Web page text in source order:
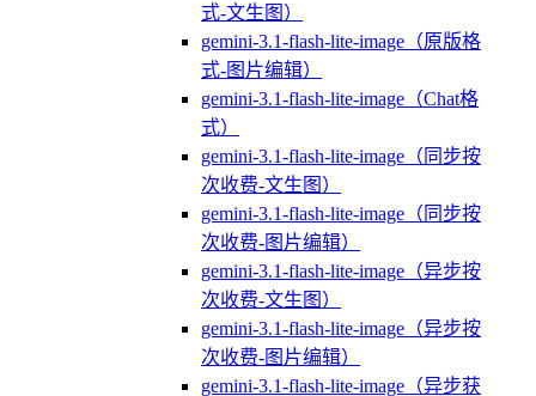
式-文生图）
gemini-3.1-flash-lite-image（原版格
式-图片编辑）
gemini-3.1-flash-lite-image（Chat格
式）
gemini-3.1-flash-lite-image（同步按
次收费-文生图）
gemini-3.1-flash-lite-image（同步按
次收费-图片编辑）
gemini-3.1-flash-lite-image（异步按
次收费-文生图）
gemini-3.1-flash-lite-image（异步按
次收费-图片编辑）
gemini-3.1-flash-lite-image（异步获